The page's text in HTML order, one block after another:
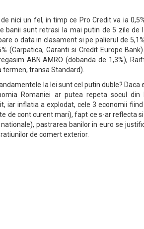
nici un fel, in timp ce Pro Credit va ia
banii sunt retrasi la mai putin de 5 zile de
o data in clasament si pe palierul de
(Carpatica, Garanti si Credit Europe
ABN AMRO (dobanda de 1,3%),
termen, transa Standard).
la lei sunt cel putin duble? Daca
Romaniei ar putea repeta socul din
iar inflatia a explodat, cele 3 economii fiind
de cont curent mari), fapt ce s-ar reflecta
pastrarea banilor in euro se
de comert exterior.